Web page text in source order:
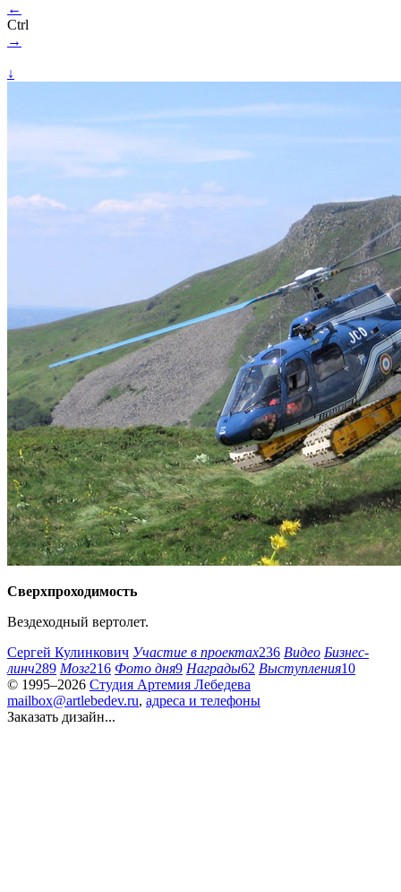
←
Ctrl
→
↓
Сверхпроходимость
Вездеходный вертолет.
Сергей Кулинкович Участие в проектах236 Видео Бизнес-
линч289 Мозг216 Фото дня9 Награды62 Выступления10
© 1995–2026 Студия Артемия Лебедева
mailbox@artlebedev.ru, адреса и телефоны
Заказать дизайн...